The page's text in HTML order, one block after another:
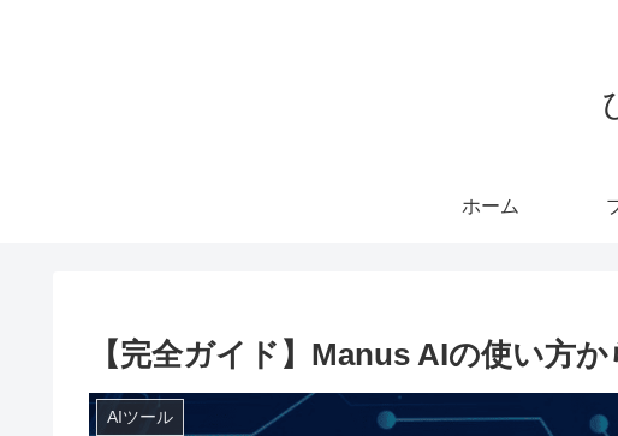
ホーム
【完全ガイド】Manus AIの使い方
AIツール